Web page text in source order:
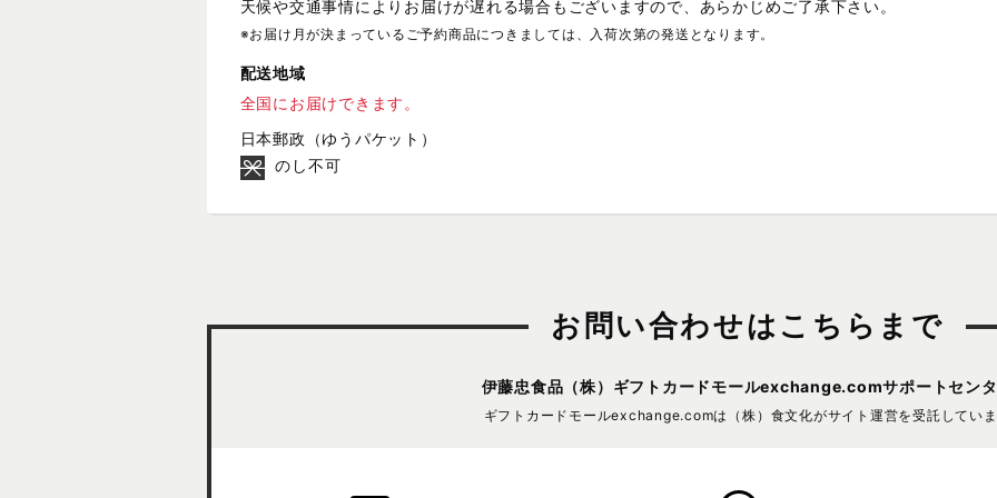
天候や交通事情によりお届けが遅れる場合もございますので、あらかじめご了承下さい。
※お届け月が決まっているご予約商品につきましては、入荷次第の発送となります。
配送地域
全国にお届けできます。
日本郵政（ゆうパケット）
のし不可
お問い合わせはこちらまで
伊藤忠食品（株） ギフトカードモールexchange.comサポートセン
ギフトカードモールexchange.comは （株）食文化がサイト運営を受託してい